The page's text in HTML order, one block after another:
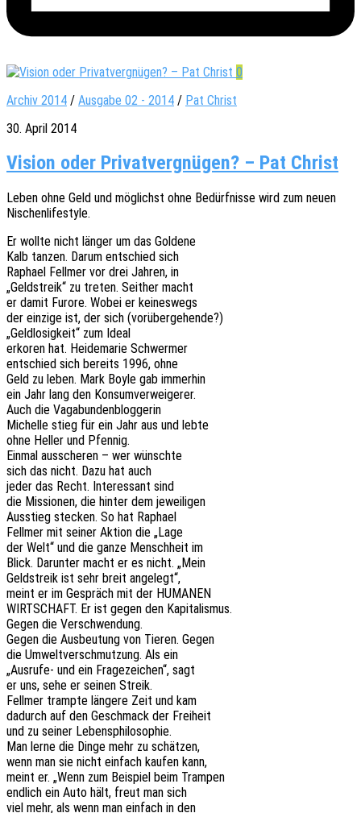
0
Archiv 2014 / Ausgabe 02 - 2014 / Pat Christ
30. April 2014
Vision oder Privatvergnügen? – Pat Christ
Leben ohne Geld und möglichst ohne Bedürf­nis­se wird zum neuen
Nischenlifestyle.
Er wollte nicht länger um das Goldene
Kalb tanzen. Darum entschied sich
Rapha­el Fell­mer vor drei Jahren, in
„Geld­streik“ zu treten. Seit­her macht
er damit Furore. Wobei er keineswegs
der einzi­ge ist, der sich (vorüber­ge­hen­de?)
„Geld­lo­sig­keit“ zum Ideal
erko­ren hat. Heide­ma­rie Schwermer
entschied sich bereits 1996, ohne
Geld zu leben. Mark Boyle gab immerhin
ein Jahr lang den Konsumverweigerer.
Auch die Vagabundenbloggerin
Michel­le stieg für ein Jahr aus und lebte
ohne Heller und Pfennig.
Einmal aussche­ren – wer wünschte
sich das nicht. Dazu hat auch
jeder das Recht. Inter­es­sant sind
die Missio­nen, die hinter dem jeweiligen
Ausstieg stecken. So hat Raphael
Fell­mer mit seiner Aktion die „Lage
der Welt“ und die ganze Mensch­heit im
Blick. Darun­ter macht er es nicht. „Mein
Geld­streik ist sehr breit angelegt“,
meint er im Gespräch mit der HUMANEN
WIRTSCHAFT. Er ist gegen den Kapitalismus.
Gegen die Verschwendung.
Gegen die Ausbeu­tung von Tieren. Gegen
die Umwelt­ver­schmut­zung. Als ein
„Ausru­fe- und ein Frage­zei­chen“, sagt
er uns, sehe er seinen Streik.
Fell­mer tramp­te länge­re Zeit und kam
dadurch auf den Geschmack der Freiheit
und zu seiner Lebensphilosophie.
Man lerne die Dinge mehr zu schätzen,
wenn man sie nicht einfach kaufen kann,
meint er. „Wenn zum Beispiel beim Trampen
endlich ein Auto hält, freut man sich
viel mehr, als wenn man einfach in den